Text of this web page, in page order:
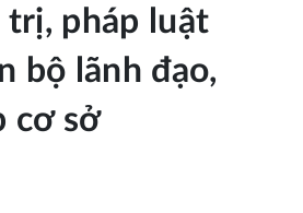
trị, pháp luật
bộ lãnh đạo,
cơ sở